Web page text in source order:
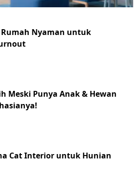
Nyaman untuk
Meski Punya Anak & Hewan
Cat Interior untuk Hunian